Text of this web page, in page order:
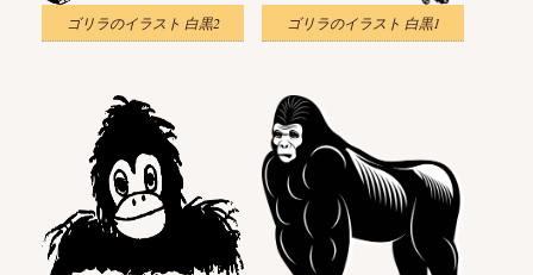
ゴリラのイラスト 白黒2 ゴリラのイラスト 白黒1